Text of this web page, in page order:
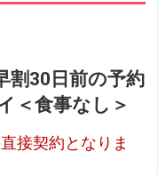
割30日前の予約
＜食事なし＞
接契約となりま